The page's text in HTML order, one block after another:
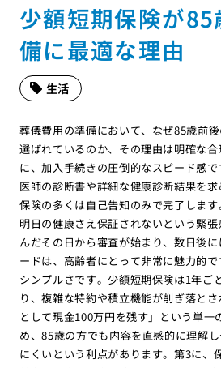
少額短期保険が
備に最適な理由
生活
葬儀費用の準備において、なぜ85歳前
選ばれているのか、その理由は明確な
に、加入手続きの圧倒的なスピード感
医師の診断書や詳細な健康診断結果を
保険の多くは自己告知のみで完了します
明日の健康さえ保証されないという緊
んだその日から審査が始まり、数日後
ードは、高齢者にとって非常に魅力的
シンプルさです。少額短期保険は1年ご
り、複雑な特約や積立機能が削ぎ落と
として現金100万円を残す」という単一
め、85歳の方でも内容を直感的に理解
にくいという利点があります。第3に、